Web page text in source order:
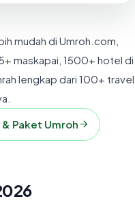
mudah di Umroh.com,
maskapai, 1500+ hotel di
lengkap dari 100+ travel
Paket Umroh